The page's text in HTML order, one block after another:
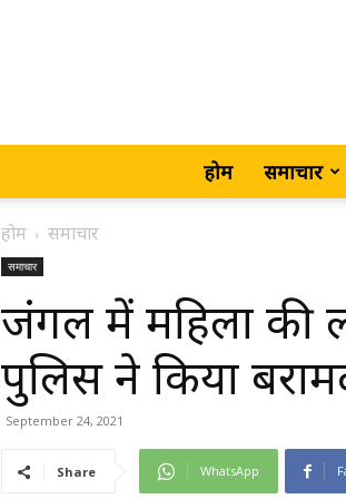
होम समाचार
होम समाचार
समाचार
जंगल में महिला
पुलिस ने किया
September 24, 2021
Share WhatsApp